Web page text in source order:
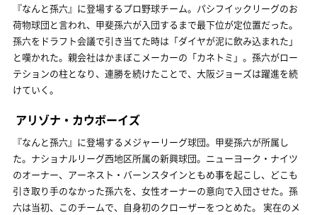
『なんと孫六』に登場するプロ野球チーム。パシフイックリーグのお
荷物球団と言われ、甲斐孫六が入団するまで最下位が定位置だった。
孫六をドラフト会議で引き当てた時は「ダイヤが泥に飲み込まれた」
と嘆かれた。親会社はかまぼこメーカーの「カネトミ」。孫六がロー
テションの柱となり、連勝を続けたことで、大阪ジョーズは躍進を続
けていく。
アリゾナ・カウボーイズ
『なんと孫六』に登場するメジャーリーグ球団。甲斐孫六が所属し
た。ナショナルリーグ西地区所属の新興球団。ニューヨーク・ナイツ
のオーナー、アーネスト・バーンスタインともめ事を起こし、どこも
引き取り手のなかった孫六を、女性オーナーの意向で入団させた。孫
六は当初、このチームで、自身初のクローザーをつとめた。 実在のメ